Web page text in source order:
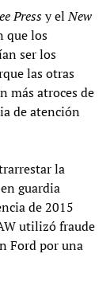
Pressy elNew
que los
ser los
las otras
más atroces de
de atención
la
guardia
de 2015
utilizó fraude
Ford por una